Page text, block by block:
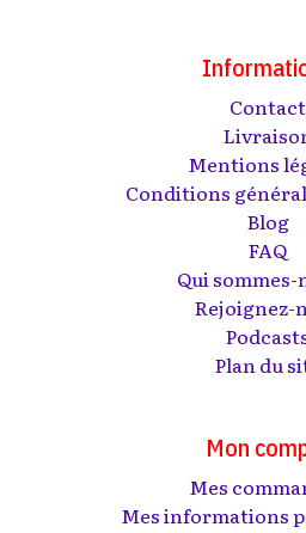
Contact
Mentions
Conditions
Blog
FAQ
Qui sommes-
Rejoignez-
Plan du
Mon
Mes
Mes informations